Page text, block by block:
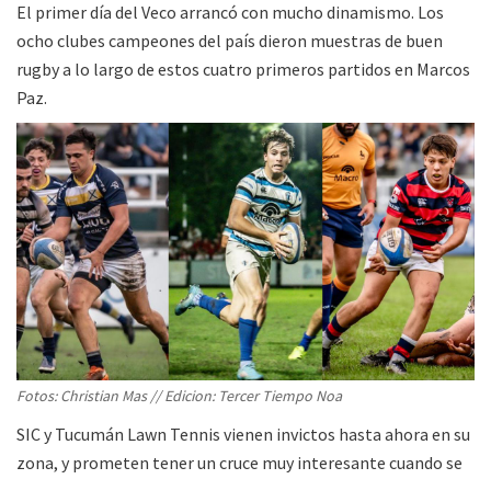
El primer día del Veco arrancó con mucho dinamismo. Los
ocho clubes campeones del país dieron muestras de buen
rugby a lo largo de estos cuatro primeros partidos en Marcos
Paz.
Fotos: Christian Mas // Edicion: Tercer Tiempo Noa
SIC y Tucumán Lawn Tennis vienen invictos hasta ahora en su
zona, y prometen tener un cruce muy interesante cuando se